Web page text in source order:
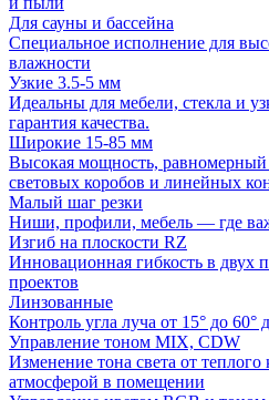
Для сауны и бассейна
Специальное исполнение для
влажности
Узкие 3.5-5 мм
Идеальны для мебели, стекла и
гарантия качества.
Широкие 15-85 мм
Высокая мощность, равномерный
световых коробов и линейных
Малый шаг резки
Ниши, профили, мебель — где
Изгиб на плоскости RZ
Инновационная гибкость в двух
проектов
Линзованные
Контроль угла луча от 15° до 60°
Управление тоном MIX, CDW
Изменение тона света от
атмосферой в помещении